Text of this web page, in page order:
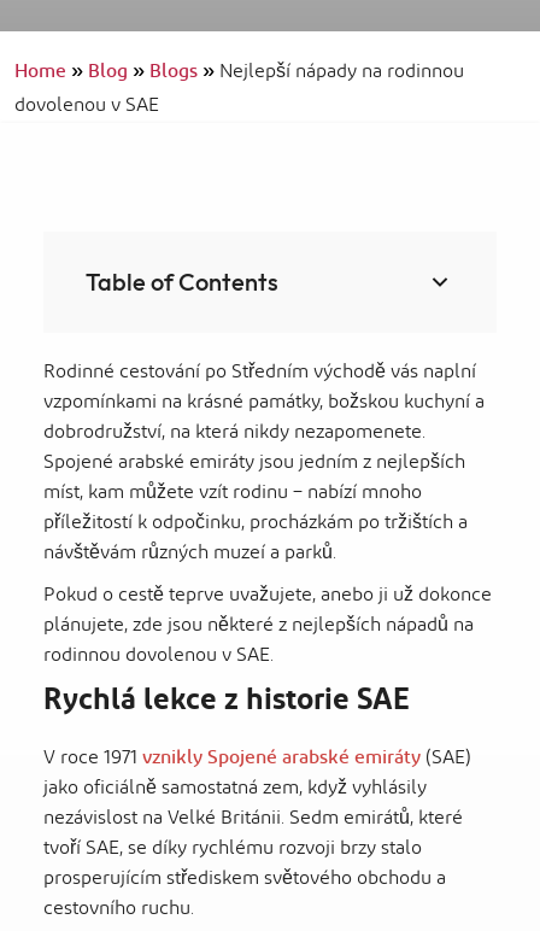
Home»Blog»Blogs»Nejlepší nápady na rodinnou
dovolenou v SAE
Table of Contents
Rodinné cestování po Středním východě vás naplní
vzpomínkami na krásné památky, božskou kuchyní a
dobrodružství, na která nikdy nezapomenete.
Spojené arabské emiráty jsou jedním z nejlepších
míst, kam můžete vzít rodinu – nabízí mnoho
příležitostí k odpočinku, procházkám po tržištích a
návštěvám různých muzeí a parků.
Pokud o cestě teprve uvažujete, anebo ji už dokonce
plánujete, zde jsou některé z nejlepších nápadů na
rodinnou dovolenou v SAE.
Rychlá lekce z historie SAE
V roce 1971vznikly Spojené arabské emiráty(SAE)
jako oficiálně samostatná zem, když vyhlásily
nezávislost na Velké Británii. Sedm emirátů, které
tvoří SAE, se díky rychlému rozvoji brzy stalo
prosperujícím střediskem světového obchodu a
cestovního ruchu.